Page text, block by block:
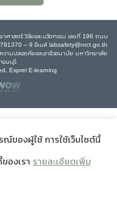
าศาสตร์ วิจัยและนวัตกรรม เลขที่ 196 ถนน
– 9 อีเมล์ labsafety@nrct.go.th
ามปลอดภัยและอาชีวอนามัย มหาวิทยาลัย
ธนบุรี
Esprel E-learning
ณ์ของผู้ใช้ การใช้เว็บไซต์นี้
องเรา รายละเอียดเพิ่ม